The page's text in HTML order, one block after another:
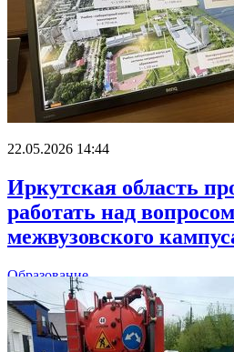
22.05.2026 14:44
Иркутская область
работать над
межвузовского
Образование